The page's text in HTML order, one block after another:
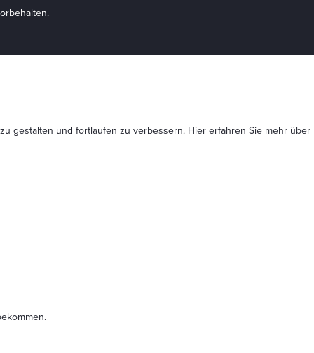
gestalten und fortlaufen zu verbessern. Hier erfahren Sie mehr über